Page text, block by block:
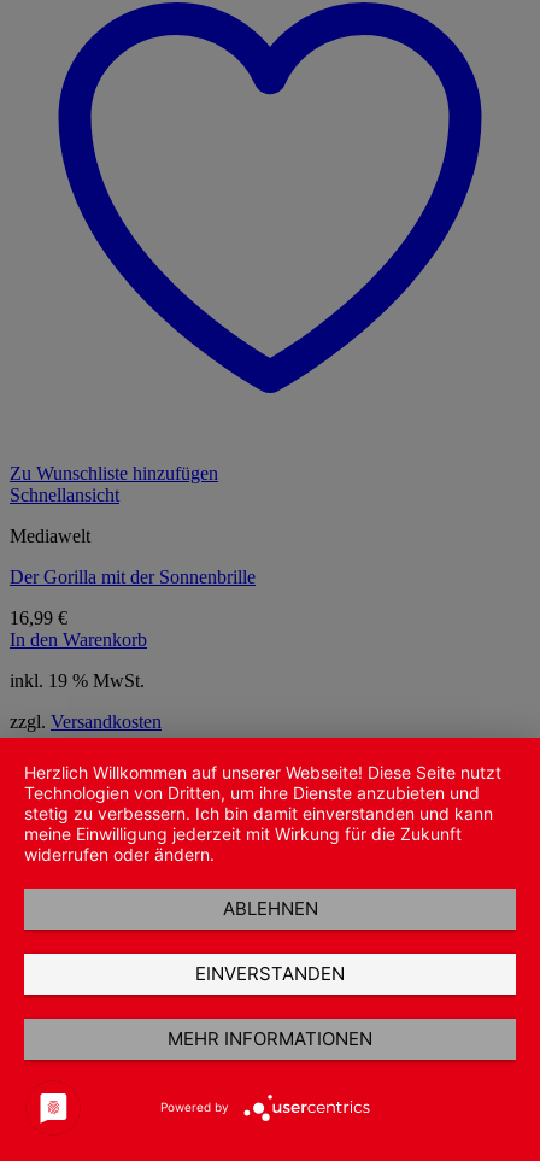
Zu Wunschliste hinzufügen
Schnellansicht
Mediawelt
Der Gorilla mit der Sonnenbrille
16,99 €
In den Warenkorb
inkl. 19 % MwSt.
zzgl. Versandkosten
Herzlich Willkommen auf unserer Webseite! Diese Seite nutzt
Technologien von Dritten, um ihre Dienste anzubieten und
stetig zu verbessern. Ich bin damit einverstanden und kann
meine Einwilligung jederzeit mit Wirkung für die Zukunft
widerrufen oder ändern.
ABLEHNEN
EINVERSTANDEN
MEHR INFORMATIONEN
Powered by